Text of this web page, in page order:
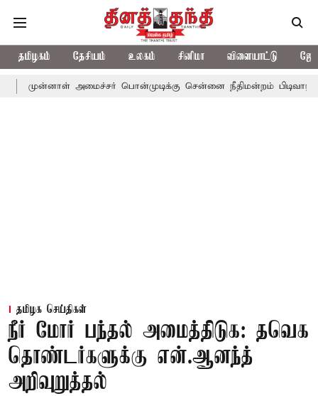
தமிழகம் தேசியம் உலகம் சினிமா விளையாட்டு
அமைச்சர் பொன்முடிக்கு சென்னை நீதிமன்றம் பிடிவாராண்ட்
தமிழக செய்திகள்
நீர் மோர் பந்தல் அமைத்திடுக: தவெக
தொண்டர்களுக்கு என்.ஆனந்த்
அறிவுறுத்தல்